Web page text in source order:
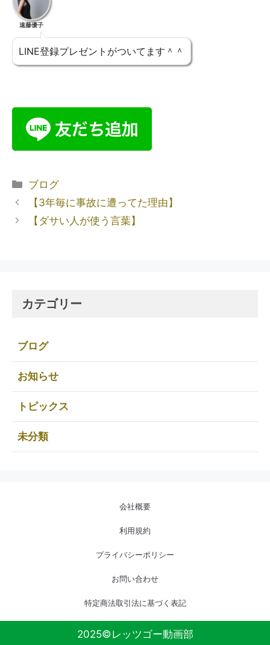
遠藤優子
LINE登録プレゼントがついてます＾＾
ブログ
【3年毎に事故に遭ってた理由】
【ダサい人が使う言葉】
カテゴリー
ブログ
お知らせ
トピックス
未分類
会社概要
利用規約
プライバシーポリシー
お問い合わせ
特定商法取引法に基づく表記
2025©レッツゴー動画部